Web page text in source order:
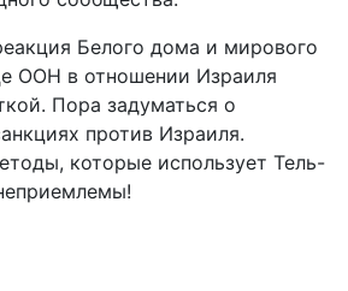
Белого дома и мирового
ООН в отношении Израиля
Пора задуматься о
против Израиля.
которые использует Тель-